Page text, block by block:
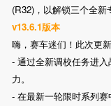
(R32)，以解锁三个全新
v13.6.1版本
嗨，赛车迷们！此次更
- 通过全新调校任务进
力。
- 在最新一轮限时系列